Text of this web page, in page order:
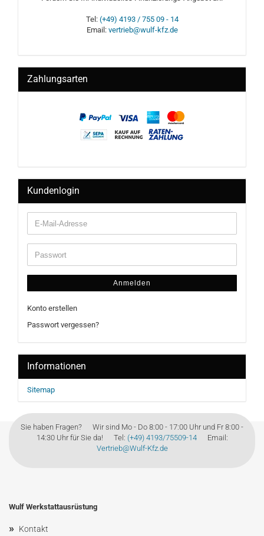
Tel: (+49) 4193 / 755 09 - 14
Email: vertrieb@wulf-kfz.de
Zahlungsarten
Kundenlogin
Anmelden
Konto erstellen
Passwort vergessen?
Informationen
Sitemap
Sie haben Fragen? Wir sind Mo - Do 8:00 - 17:00 Uhr und Fr 8:00 -
14:30 Uhr für Sie da! Tel: (+49) 4193/75509-14Email:
Vertrieb@Wulf-Kfz.de
Wulf Werkstattausrüstung
» Kontakt